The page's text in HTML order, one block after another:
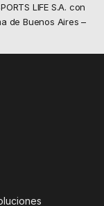
LIFE S.A. con
de Buenos Aires –